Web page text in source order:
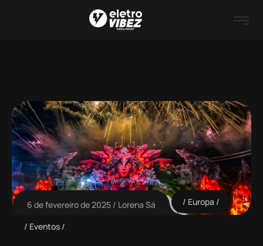
6 de fevereiro de 2025 Lorena Sá Europa
Eventos